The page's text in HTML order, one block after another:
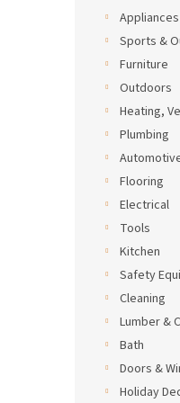
Appliances
Sports &
Furniture
Outdoors
Heating,
Plumbing
Flooring
Electrical
Tools
Kitchen
Safety
Cleaning
Lumber &
Bath
Doors &
Holiday